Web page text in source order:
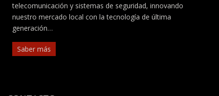
telecomunicación y sistemas de seguridad, innovando
nuestro mercado local con la tecnología de última
generación…
Saber más